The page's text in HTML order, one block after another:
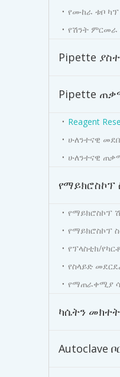
የሙከራ ቱቦ ካፕ
የሽንት ምርመራ
Pipette
Pipette
ሁለንተናዊ
ሁለንተናዊ
የማይክሮስኮፕ
የማይክሮስኮፕ
የማይክሮስኮፕ
የፕላስቲክ/
የስላይድ
የማጠራቀሚያ
ካሴትን መክተት
Autoclave